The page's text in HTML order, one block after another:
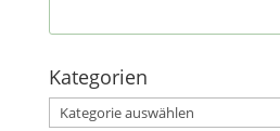
Kategorien
Kategorien